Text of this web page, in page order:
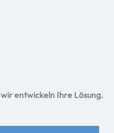
entwickeln Ihre Lösung.